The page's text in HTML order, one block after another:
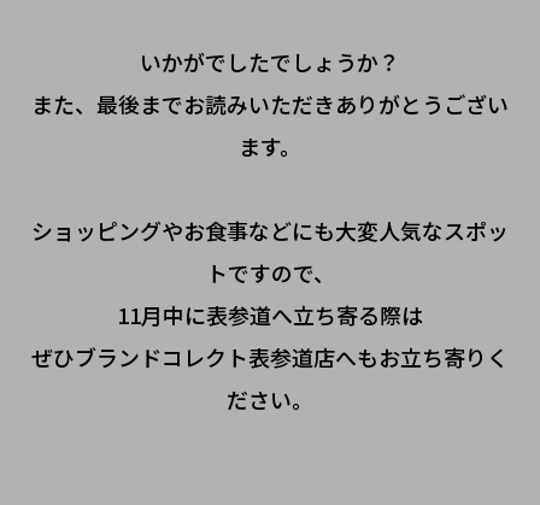
いかがでしたでしょうか？
また、最後までお読みいただきありがとうござい
ます。
ショッピングやお食事などにも大変人気なスポッ
トですので、
11月中に表参道へ立ち寄る際は
ぜひブランドコレクト表参道店へもお立ち寄りく
ださい。